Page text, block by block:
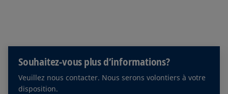
Souhaitez-vous plus d’informations?
Veuillez nous contacter. Nous serons volontiers à votre
disposition.